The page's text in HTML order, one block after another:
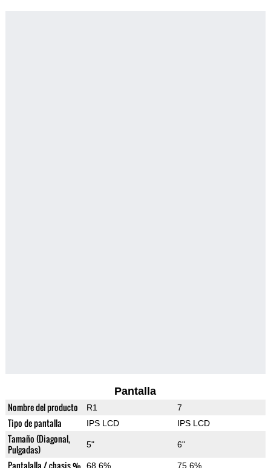
Pantalla
Nombre del producto R1 7
Tipo de pantalla IPS LCD IPS LCD
Tamaño (Diagonal,
Pulgadas)
5" 6"
Pantalalla / chasis % 68.6% 75.6%